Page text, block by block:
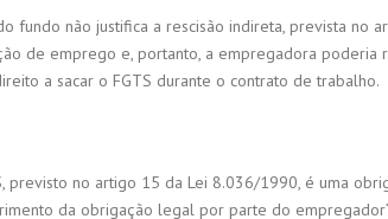
fundo não justifica a rescisão indireta, prevista no
de emprego e, portanto, a empregadora poderia
a sacar o FGTS durante o contrato de trabalho.
no artigo 15 da Lei 8.036/1990, é uma
da obrigação legal por parte do